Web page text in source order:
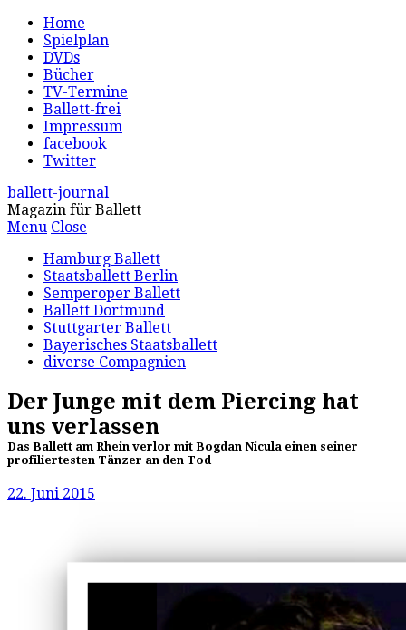
Home
Spielplan
DVDs
Bücher
TV-Termine
Ballett-frei
Impressum
facebook
Twitter
ballett-journal
Magazin für Ballett
Menu Close
Hamburg Ballett
Staatsballett Berlin
Semperoper Ballett
Ballett Dortmund
Stuttgarter Ballett
Bayerisches Staatsballett
diverse Compagnien
Der Junge mit dem Piercing hat
uns verlassen
Das Ballett am Rhein verlor mit Bogdan Nicula einen seiner
profiliertesten Tänzer an den Tod
22. Juni 2015